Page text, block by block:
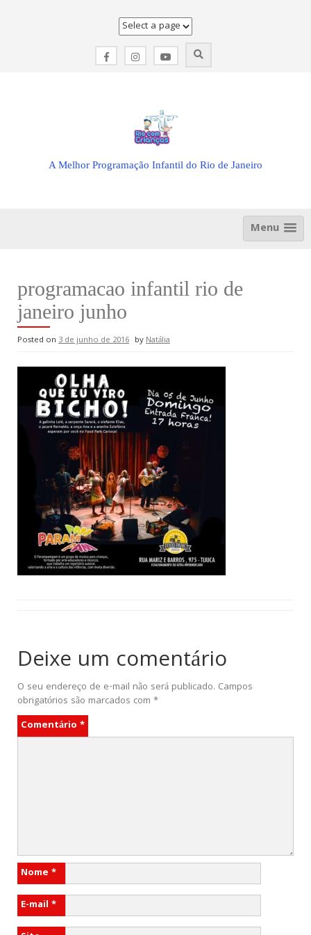
A Melhor Programação Infantil do Rio de Janeiro
Menu
programacao infantil rio de
janeiro junho
Posted on 3 de junho de 2016 byNatália
Deixe um comentário
O seu endereço de e-mail não será publicado. Campos
obrigatórios são marcados com *
Comentário *
Nome *
E-mail *